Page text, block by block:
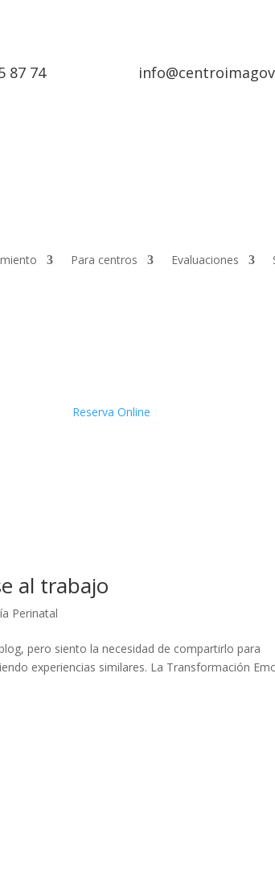
87 74
Para centros Evaluaciones
Reserva Online
al trabajo
Perinatal
pero siento la necesidad de compartirlo para
experiencias similares. La Transformación